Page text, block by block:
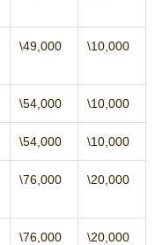
\49,000 \10,000
\54,000 \10,000
\54,000 \10,000
\76,000 \20,000
\76,000 \20,000